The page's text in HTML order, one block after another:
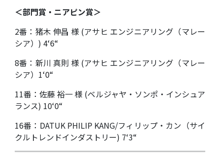
＜部門賞・ニアピン賞＞
2番：猪木 伸昌 様 (アサヒ エンジニアリング（マレー
シア）) 4‘6“
8番：新川 真則 様 (アサヒ エンジニアリング（マレー
シア）1‘0“
11番：佐藤 裕一 様 (ベルジャヤ・ソンポ・インシュア
ランス) 10‘0“
16番：DATUK PHILIP KANG/フィリップ・カン（サイ
クルトレンドインダストリー) 7‘3“